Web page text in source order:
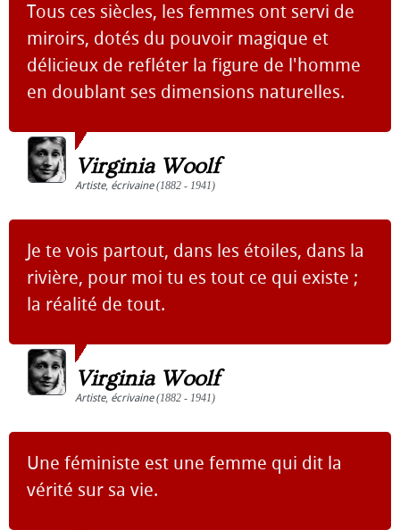
Tous ces siècles, les femmes ont servi de
miroirs, dotés du pouvoir magique et
délicieux de refléter la figure de l'homme
en doublant ses dimensions naturelles.
Virginia Woolf
Artiste, écrivaine(1882 - 1941)
Je te vois partout, dans les étoiles, dans la
rivière, pour moi tu es tout ce qui existe ;
la réalité de tout.
Virginia Woolf
Artiste, écrivaine(1882 - 1941)
Une féministe est une femme qui dit la
vérité sur sa vie.